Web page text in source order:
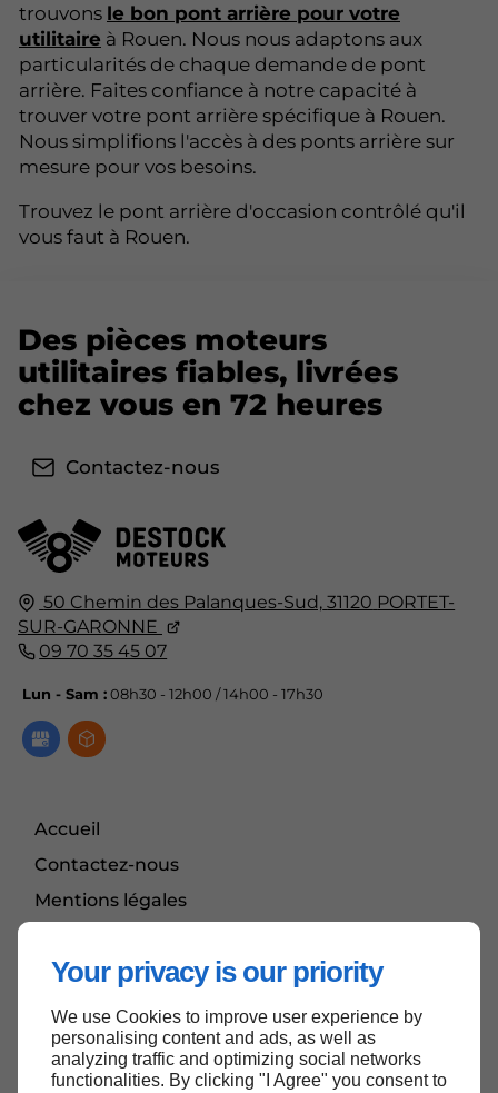
Your privacy is our priority
We use Cookies to improve user experience by
personalising content and ads, as well as
analyzing traffic and optimizing social networks
functionalities. By clicking "I Agree" you consent to
trouvons le bon pont arrière pour votre
utilitaire à Rouen. Nous nous adaptons aux
particularités de chaque demande de pont
arrière. Faites confiance à notre capacité à
trouver votre pont arrière spécifique à Rouen.
Nous simplifions l'accès à des ponts arrière sur
mesure pour vos besoins.
Trouvez le pont arrière d'occasion contrôlé qu'il
vous faut à Rouen.
50 Chemin des Palanques-Sud, 31120 PORTET-
SUR-GARONNE
09 70 35 45 07
Lun - Sam :08h30 - 12h00 / 14h00 - 17h30
Accueil
Contactez-nous
Mentions légales
Des pièces moteurs
utilitaires fiables, livrées
chez vous en 72 heures
Contactez-nous
Haut de page